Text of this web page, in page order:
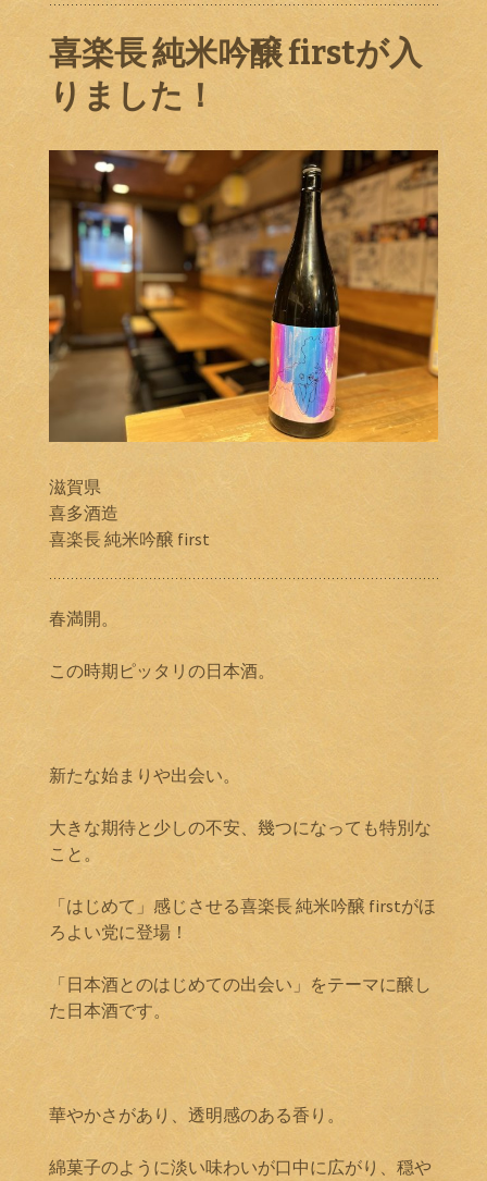
喜楽長 純米吟醸 firstが入
りました！
滋賀県
喜多酒造
喜楽長 純米吟醸 first
春満開。
この時期ピッタリの日本酒。
新たな始まりや出会い。
大きな期待と少しの不安、幾つになっても特別な
こと。
「はじめて」感じさせる喜楽長 純米吟醸 firstがほ
ろよい党に登場！
「日本酒とのはじめての出会い」をテーマに醸し
た日本酒です。
華やかさがあり、透明感のある香り。
綿菓子のように淡い味わいが口中に広がり、穏や